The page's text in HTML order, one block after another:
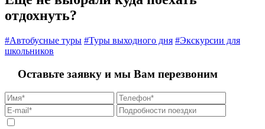
отдохнуть?
#Автобусные туры #Туры выходного дня #Экскурсии для
школьников
Оставьте заявку и мы Вам перезвоним